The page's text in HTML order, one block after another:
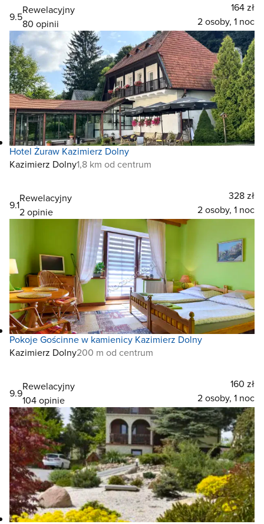
9.5
Rewelacyjny
80 opinii
164 zł
2 osoby, 1 noc
Hotel Żuraw Kazimierz Dolny
Kazimierz Dolny1,8 km od centrum
9.1
Rewelacyjny
2 opinie
328 zł
2 osoby, 1 noc
Pokoje Gościnne w kamienicy Kazimierz Dolny
Kazimierz Dolny200 m od centrum
9.9
Rewelacyjny
104 opinie
160 zł
2 osoby, 1 noc